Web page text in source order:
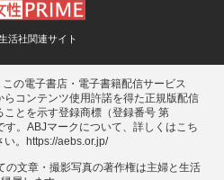
活社関連サイト
の電子書店・電子書籍配信サービス
らコンテンツ使用許諾を得た正規版配信
ことを示す登録商標（登録番号 第
す。ABJマークについて、詳しくはこち
。
https://aebs.or.jp/
の⽂章・撮影写真の著作権は主婦と⽣活